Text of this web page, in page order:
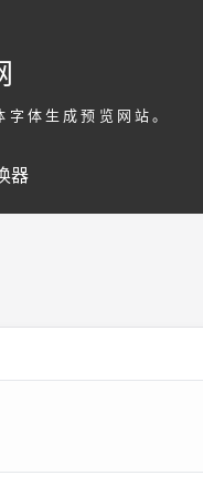
体生成预览网站。
器